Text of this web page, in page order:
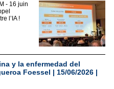
- 16 juin
l’IA !
y la enfermedad del
Foessel | 15/06/2026 |